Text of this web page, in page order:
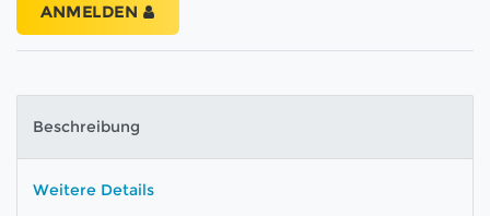
ANMELDEN
Beschreibung
Weitere Details